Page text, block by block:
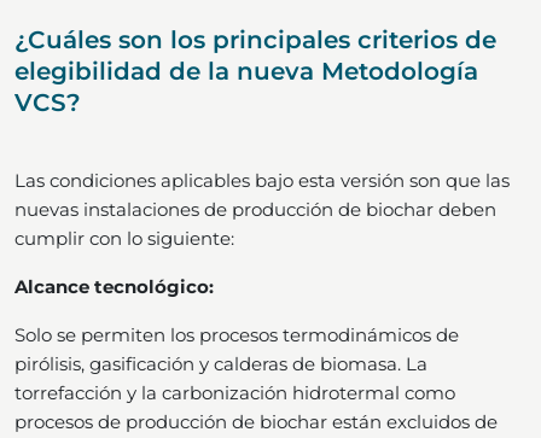
¿Cuáles son los principales criterios de
elegibilidad de la nueva Metodología
VCS?
Las condiciones aplicables bajo esta versión son que las
nuevas instalaciones de producción de biochar deben
cumplir con lo siguiente:
Alcance tecnológico:
Solo se permiten los procesos termodinámicos de
pirólisis, gasificación y calderas de biomasa. La
torrefacción y la carbonización hidrotermal como
procesos de producción de biochar están excluidos de